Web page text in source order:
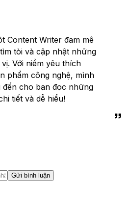
Content Writer đam mê
tòi và cập nhật những
Với niềm yêu thích
phẩm công nghệ, mình
đến cho bạn đọc những
tiết và dễ hiểu!
Gửi bình luận